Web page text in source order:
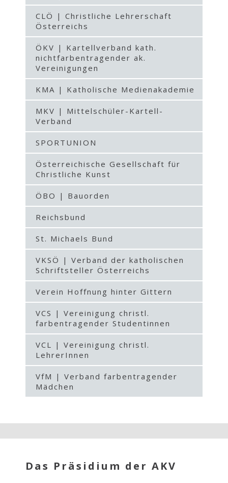
CLÖ | Christliche Lehrerschaft
Österreichs
ÖKV | Kartellverband kath.
nichtfarbentragender ak.
Vereinigungen
KMA | Katholische Medienakademie
MKV | Mittelschüler-Kartell-
Verband
SPORTUNION
Österreichische Gesellschaft für
Christliche Kunst
ÖBO | Bauorden
Reichsbund
St. Michaels Bund
VKSÖ | Verband der katholischen
Schriftsteller Österreichs
Verein Hoffnung hinter Gittern
VCS | Vereinigung christl.
farbentragender Studentinnen
VCL | Vereinigung christl.
LehrerInnen
VfM | Verband farbentragender
Mädchen
Das Präsidium der AKV